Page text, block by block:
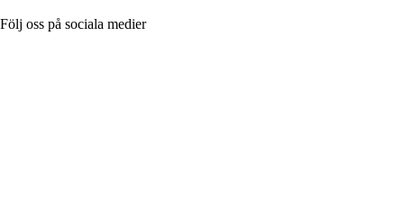
Följ oss på sociala medier